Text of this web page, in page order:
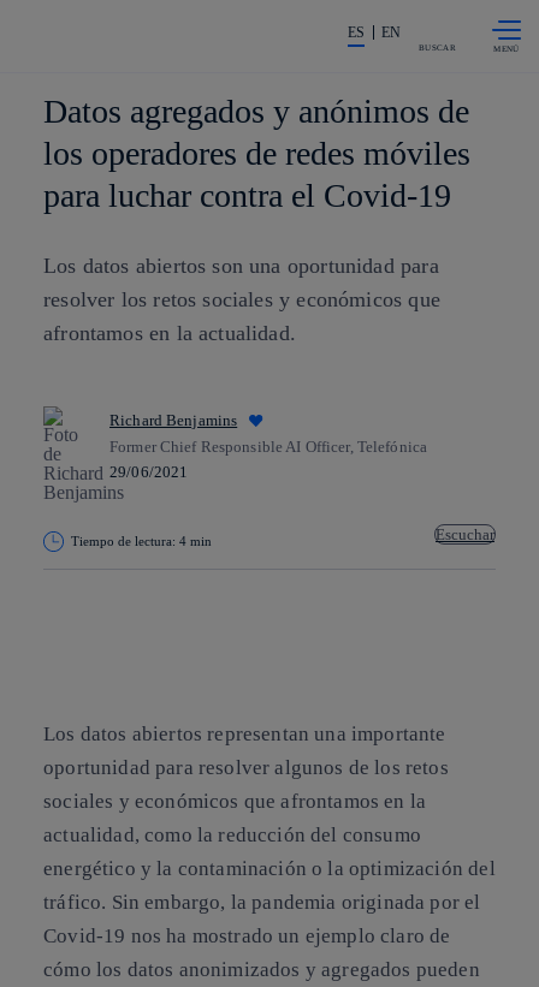
La acción en accionistas e
ES EN
BUSCAR
Datos agregados y anónimos de
los operadores de redes móviles
para luchar contra el Covid-19
Los datos abiertos son una oportunidad para
resolver los retos sociales y económicos que
afrontamos en la actualidad.
Richard Benjamins
Former Chief Responsible AI Officer, Telefónica
29/06/2021
Tiempo de lectura: 4 min Escuchar
Los datos abiertos representan una importante
oportunidad para resolver algunos de los retos
sociales y económicos que afrontamos en la
actualidad, como la reducción del consumo
energético y la contaminación o la optimización del
tráfico. Sin embargo, la pandemia originada por el
Covid-19 nos ha mostrado un ejemplo claro de
cómo los datos anonimizados y agregados pueden